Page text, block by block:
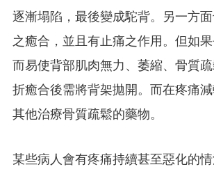
逐漸塌陷，最後變成駝背。另一方
之癒合，並且有止痛之作用。但如
而易使背部肌肉無力、萎縮、骨質
折癒合後需將背架拋開。而在疼痛減
其他治療骨質疏鬆的藥物。
某些病人會有疼痛持續甚至惡化的